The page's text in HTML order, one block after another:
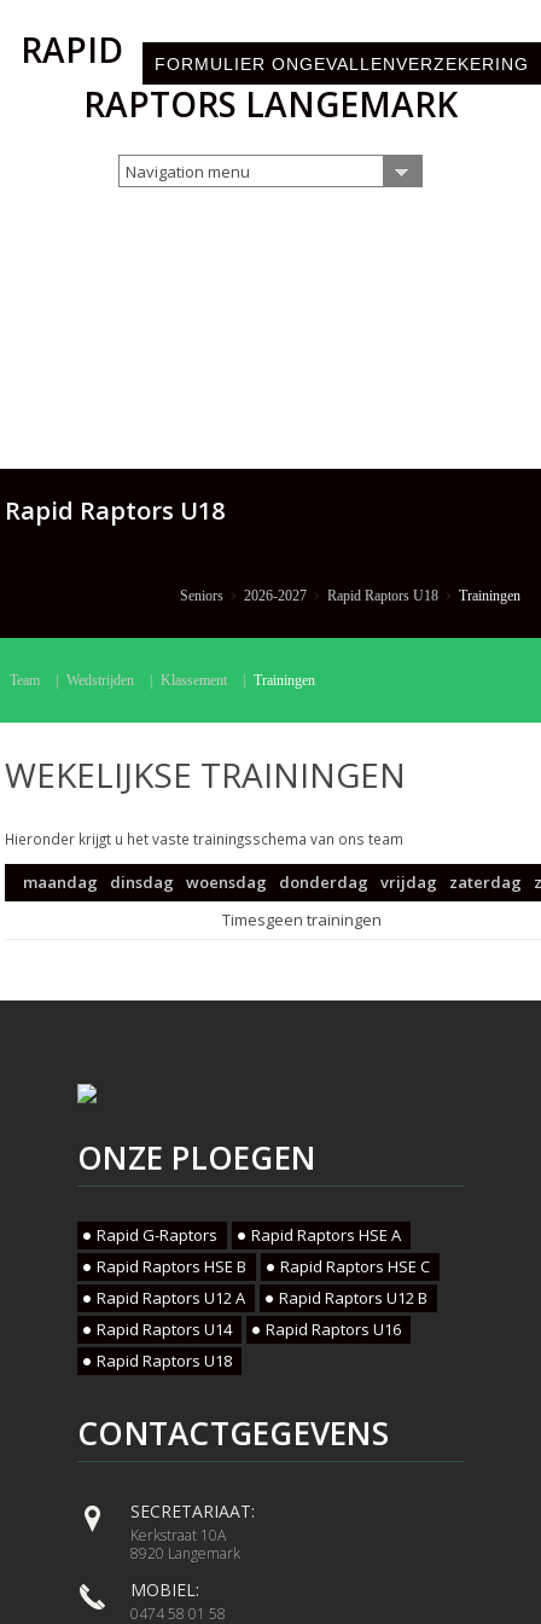
FORMULIER ONGEVALLENVERZEKERING
RAPID
RAPTORS LANGEMARK
Navigation menu
Rapid Raptors U18
Seniors 2026-2027 Rapid Raptors U18 Trainingen
Team Wedstrijden Klassement Trainingen
WEKELIJKSE TRAININGEN
Hieronder krijgt u het vaste trainingsschema van ons team
maandag dinsdag woensdag donderdag vrijdag zaterdag
geen trainingen
ONZE PLOEGEN
Rapid G-Raptors
Rapid Raptors HSE A
Rapid Raptors HSE B
Rapid Raptors HSE C
Rapid Raptors U12 A
Rapid Raptors U12 B
Rapid Raptors U14
Rapid Raptors U16
Rapid Raptors U18
CONTACTGEGEVENS
SECRETARIAAT:
Kerkstraat 10A
8920 Langemark
MOBIEL:
0474 58 01 58